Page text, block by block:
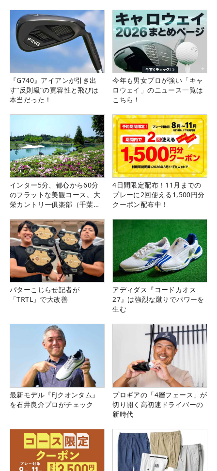
『G740』アイアンが引き出
す“反則級”の寛容性と飛びは
本当だった！
今年も男女プロが強い「キャ
ロウェイ」のニュース一覧は
こちら！
インター5分、都心から60分
のフラットな美観コース。大
栄カントリー俱楽部（千葉
4日間限定配布！11月までの
プレーに2回使える1,500円分
クーポン配布中！
パターこじらせ記者が
「TRTL」で大改善
アディダス『コードカオス
27』は強烈な蹴りでパワーを
生む
最新モデル『FJクオンタム』
を石井良介プロがチェック
プロギアの「4層フェース」が
切り開く高初速ドライバーの
新時代